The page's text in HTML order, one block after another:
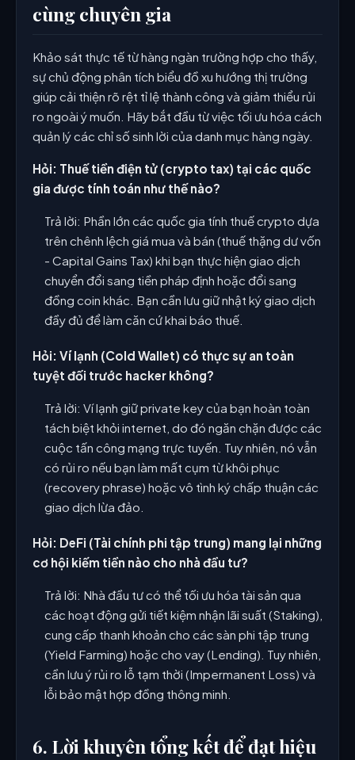
cùng chuyên gia
Khảo sát thực tế từ hàng ngàn trường hợp cho thấy,
sự chủ động phân tích biểu đồ xu hướng thị trường
giúp cải thiện rõ rệt tỉ lệ thành công và giảm thiểu rủi
ro ngoài ý muốn. Hãy bắt đầu từ việc tối ưu hóa cách
quản lý các chỉ số sinh lời của danh mục hàng ngày.
Hỏi: Thuế tiền điện tử (crypto tax) tại các quốc
gia được tính toán như thế nào?
Trả lời: Phần lớn các quốc gia tính thuế crypto dựa
trên chênh lệch giá mua và bán (thuế thặng dư vốn
- Capital Gains Tax) khi bạn thực hiện giao dịch
chuyển đổi sang tiền pháp định hoặc đổi sang
đồng coin khác. Bạn cần lưu giữ nhật ký giao dịch
đầy đủ để làm căn cứ khai báo thuế.
Hỏi: Ví lạnh (Cold Wallet) có thực sự an toàn
tuyệt đối trước hacker không?
Trả lời: Ví lạnh giữ private key của bạn hoàn toàn
tách biệt khỏi internet, do đó ngăn chặn được các
cuộc tấn công mạng trực tuyến. Tuy nhiên, nó vẫn
có rủi ro nếu bạn làm mất cụm từ khôi phục
(recovery phrase) hoặc vô tình ký chấp thuận các
giao dịch lừa đảo.
Hỏi: DeFi (Tài chính phi tập trung) mang lại những
cơ hội kiếm tiền nào cho nhà đầu tư?
Trả lời: Nhà đầu tư có thể tối ưu hóa tài sản qua
các hoạt động gửi tiết kiệm nhận lãi suất (Staking),
cung cấp thanh khoản cho các sàn phi tập trung
(Yield Farming) hoặc cho vay (Lending). Tuy nhiên,
cần lưu ý rủi ro lỗ tạm thời (Impermanent Loss) và
lỗi bảo mật hợp đồng thông minh.
6. Lời khuyên tổng kết để đạt hiệu